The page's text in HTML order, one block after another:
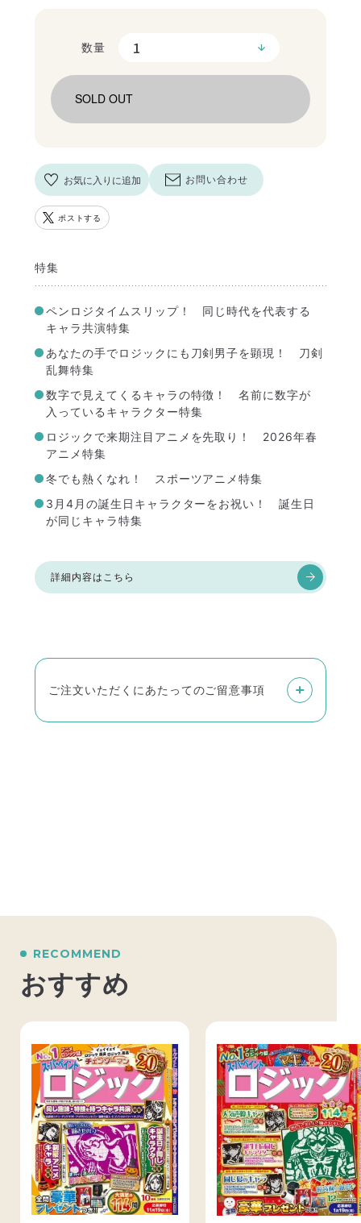
数量
SOLD OUT
お気に入りに追加 お問い合わせ
ポストする
特集
ペンロジタイムスリップ！ 同じ時代を代表する
キャラ共演特集
あなたの手でロジックにも刀剣男子を顕現！ 刀剣
乱舞特集
数字で見えてくるキャラの特徴！ 名前に数字が
入っているキャラクター特集
ロジックで来期注目アニメを先取り！ 2026年春
アニメ特集
冬でも熱くなれ！ スポーツアニメ特集
3月4月の誕生日キャラクターをお祝い！ 誕生日
が同じキャラ特集
詳細内容はこちら
ご注文いただくにあたってのご留意事項
商品代金以外に別途送料がかかります。
お届け地域により送料が異なります。
発送から1～2日程度で到着し、土日祝の配送
沖縄県はご利用いただけません。
■ゆうメール
送料無料でお届けいたします。
土日祝の配送はなく、お届けまでお時間をい
ただく場合がございます。
状況により、1週間ほどかかる場合もございま
す。
代金引換をご利用の場合は、別途手数料600
円を頂戴いたします。
定期購読の途中解約や支払完了後のご返金は
RECOMMEND
おすすめ